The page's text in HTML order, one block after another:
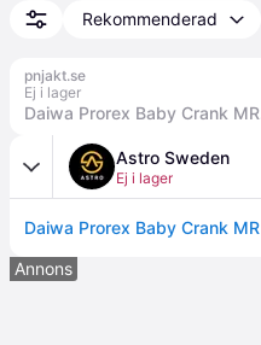
Rekommenderad
pnjakt.se
Ej i lager
Astro Sweden
Ej i lager
Daiwa Prorex Baby Crank
Annons